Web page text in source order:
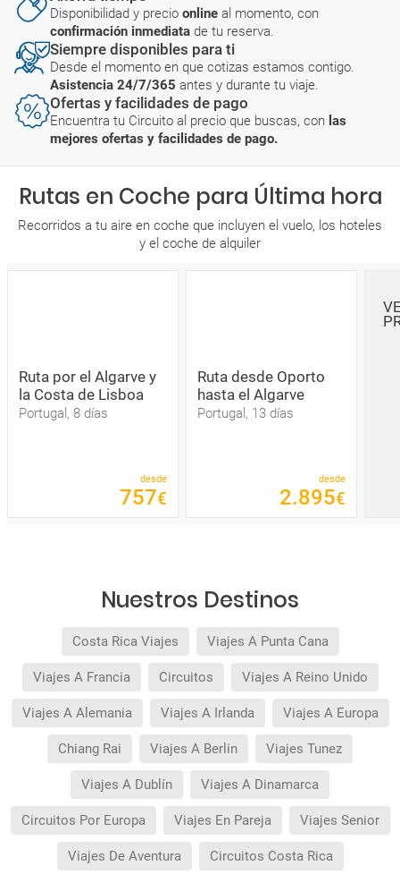
Disponibilidad y precio online al momento, con
confirmación inmediata de tu reserva.
Siempre disponibles para ti
Desde el momento en que cotizas estamos contigo.
Asistencia 24/7/365 antes y durante tu viaje.
Ofertas y facilidades de pago
Encuentra tu Circuito al precio que buscas, con las
mejores ofertas y facilidades de pago.
Rutas en Coche para Última hora
Recorridos a tu aire en coche que incluyen el vuelo, los hoteles
y el coche de alquiler
Ruta por el Algarve y
la Costa de Lisboa
Portugal, 8 días
desde
757€
Ruta desde Oporto
hasta el Algarve
Portugal, 13 días
desde
2.895€
Nuestros Destinos
Costa Rica Viajes Viajes A Punta Cana
Viajes A Francia Circuitos Viajes A Reino Unido
Viajes A Alemania Viajes A Irlanda Viajes A Europa
Chiang Rai Viajes A Berlin Viajes Tunez
Viajes A Dublín Viajes A Dinamarca
Circuitos Por Europa Viajes En Pareja Viajes Senior
Viajes De Aventura Circuitos Costa Rica